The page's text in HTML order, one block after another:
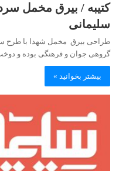
کتیبه / بیرق مخمل
سلیمانی
طراحی بیرق مخمل شهدا با طرح
گروهی جوان و فرهنگی بوده و
بیشتر بخوانید »